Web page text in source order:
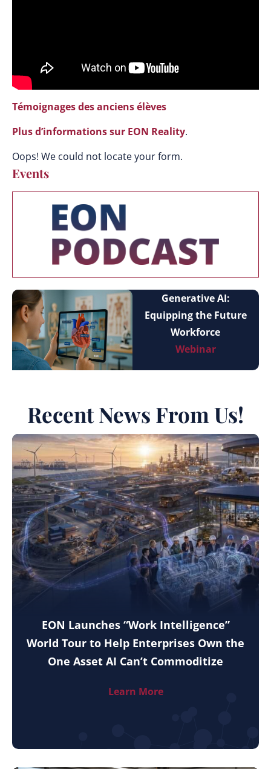
Témoignages des anciens élèves
Plus d’informations sur EON Reality.
Oops! We could not locate your form.
Events
Generative AI:
Equipping the Future
Workforce
Webinar
Recent News From Us!
EON Launches “Work Intelligence”
World Tour to Help Enterprises Own the
One Asset AI Can’t Commoditize
Learn More